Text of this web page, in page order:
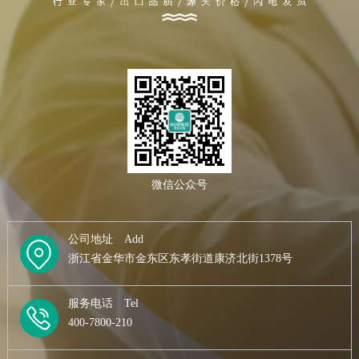
微信公众号
公司地址 Add
浙江省金华市金东区东孝街道康济北街1378号
服务电话 Tel
400-7800-210